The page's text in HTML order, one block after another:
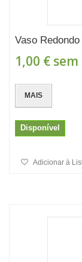
Vaso
1,00 € sem
MAIS
Disponível
Adicionar à